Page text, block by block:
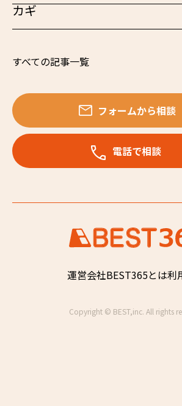
カギ
すべての記事一覧
フォームから相談
電話で相談
運営会社BEST365とは利
Copyright © BEST,inc. All rights